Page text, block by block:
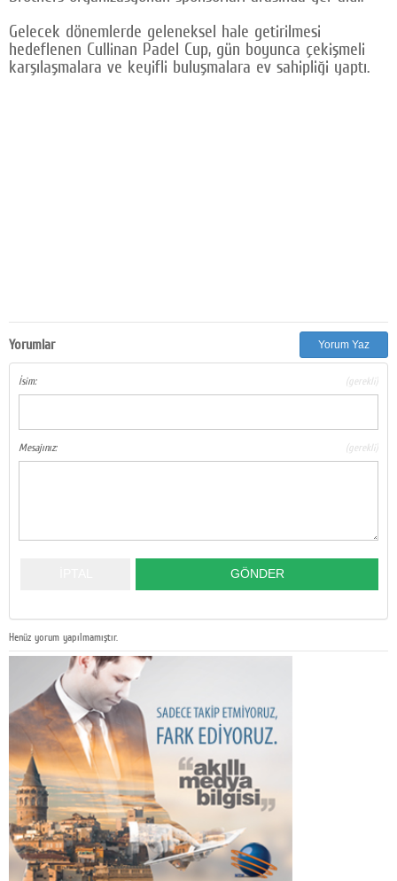
Gelecek dönemlerde geleneksel hale getirilmesi
hedeflenen Cullinan Padel Cup, gün boyunca çekişmeli
karşılaşmalara ve keyifli buluşmalara ev sahipliği yaptı.
Yorumlar Yorum Yaz
İsim: (gerekli)
Mesajınız: (gerekli)
Henüz yorum yapılmamıştır.